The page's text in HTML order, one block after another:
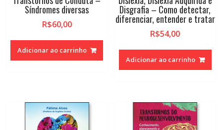
Síndromes diversas
R$60,00
Adicionar ao carrinho
Disgrafia – Como detectar,
diferenciar, entender e tratar
R$54,00
Adicionar ao carrinho